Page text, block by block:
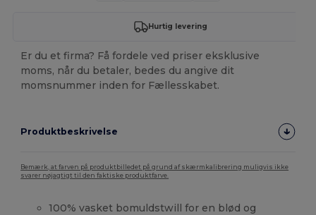
Hurtig levering
Er du et firma? Få fordele ved priser eksklusive
moms, når du betaler, bedes du angive dit
momsnummer inden for Fællesskabet.
Produktbeskrivelse
Bemærk, at farven på produktbilledet på grund af skærmkalibrering muligvis ikke
svarer nøjagtigt til den faktiske produktfarve.
100% vasket bomuldstwill for en blød og